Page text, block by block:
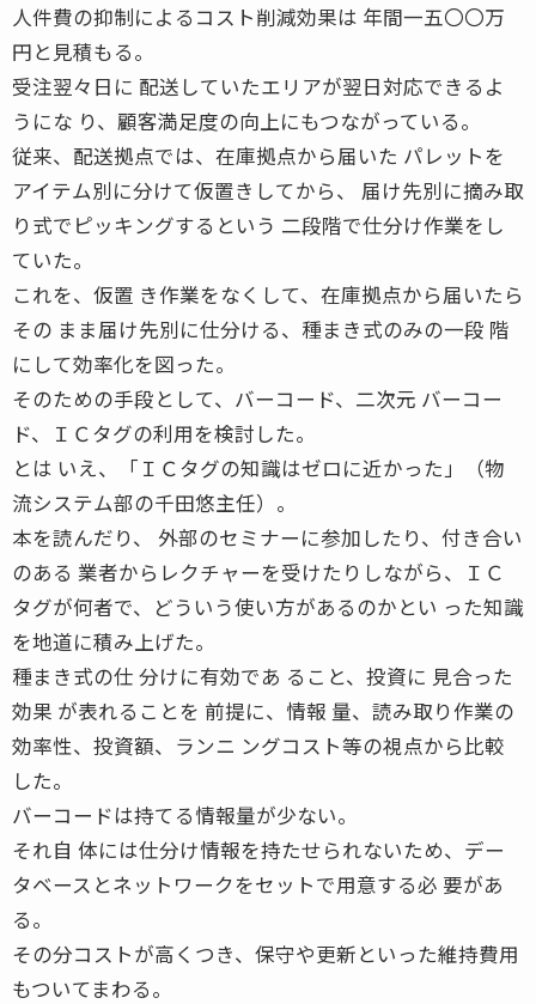
人件費の抑制によるコスト削減効果は 年間一五〇〇万
円と見積もる。
受注翌々日に 配送していたエリアが翌日対応できるよ
うにな り、顧客満足度の向上にもつながっている。
従来、配送拠点では、在庫拠点から届いた パレットを
アイテム別に分けて仮置きしてから、 届け先別に摘み取
り式でピッキングするという 二段階で仕分け作業をし
ていた。
これを、仮置 き作業をなくして、在庫拠点から届いたら
その まま届け先別に仕分ける、種まき式のみの一段 階
にして効率化を図った。
そのための手段として、バーコード、二次元 バーコー
ド、ＩＣタグの利用を検討した。
とは いえ、「ＩＣタグの知識はゼロに近かった」（物
流システム部の千田悠主任）。
本を読んだり、 外部のセミナーに参加したり、付き合い
のある 業者からレクチャーを受けたりしながら、ＩＣ
タグが何者で、どういう使い方があるのかとい った知識
を地道に積み上げた。
種まき式の仕 分けに有効であ ること、投資に 見合った
効果 が表れることを 前提に、情報 量、読み取り作業の
効率性、投資額、ランニ ングコスト等の視点から比較
した。
バーコードは持てる情報量が少ない。
それ自 体には仕分け情報を持たせられないため、デー
タベースとネットワークをセットで用意する必 要があ
る。
その分コストが高くつき、保守や更新といった維持費用
もついてまわる。